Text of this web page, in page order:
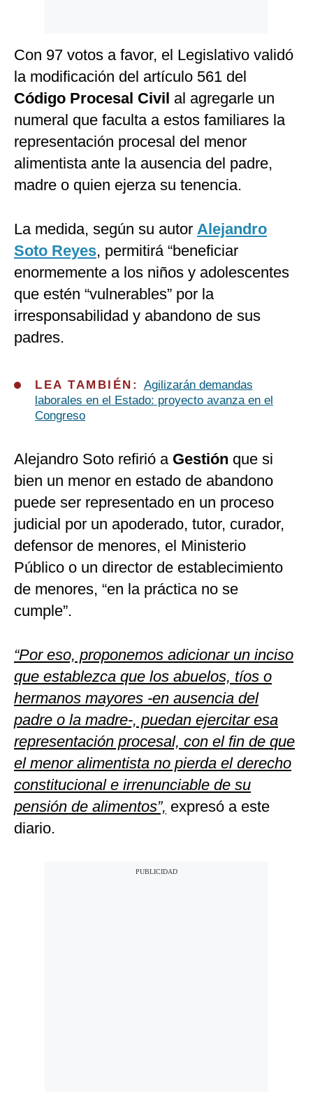
Con 97 votos a favor, el Legislativo validó
la modificación del artículo 561 del
Código Procesal Civil al agregarle un
numeral que faculta a estos familiares la
representación procesal del menor
alimentista ante la ausencia del padre,
madre o quien ejerza su tenencia.
La medida, según su autor Alejandro
Soto Reyes, permitirá “beneficiar
enormemente a los niños y adolescentes
que estén “vulnerables” por la
irresponsabilidad y abandono de sus
padres.
LEA TAMBIÉN: Agilizarán demandas
laborales en el Estado: proyecto avanza en el
Congreso
Alejandro Soto refirió a Gestión que si
bien un menor en estado de abandono
puede ser representado en un proceso
judicial por un apoderado, tutor, curador,
defensor de menores, el Ministerio
Público o un director de establecimiento
de menores, “en la práctica no se
cumple”.
“Por eso, proponemos adicionar un inciso
que establezca que los abuelos, tíos o
hermanos mayores -en ausencia del
padre o la madre-, puedan ejercitar esa
representación procesal, con el fin de que
el menor alimentista no pierda el derecho
constitucional e irrenunciable de su
pensión de alimentos”, expresó a este
diario.